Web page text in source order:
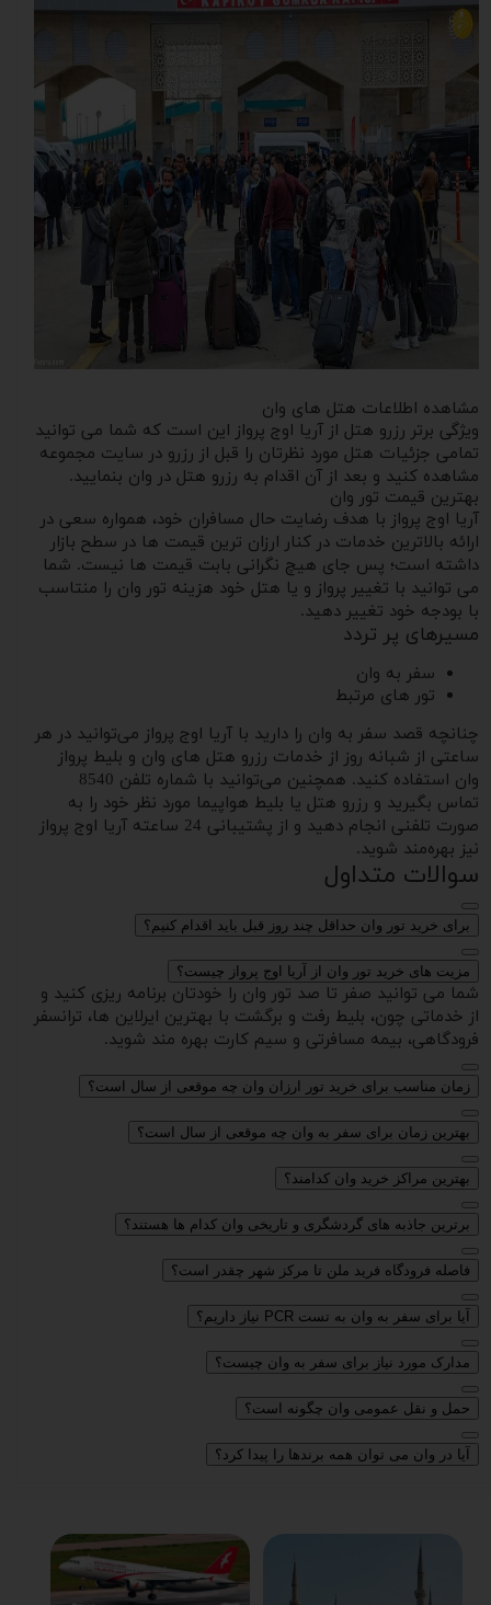
مشاهده اطلاعات هتل های وان
ویژگی برتر رزرو هتل از آریا اوج پرواز این است که شما می توانید
تمامی جزئیات هتل مورد نظرتان را قبل از رزرو در سایت مجموعه
مشاهده کنید و بعد از آن اقدام به رزرو هتل در وان بنمایید.
بهترین قیمت تور وان
آریا اوج پرواز با هدف رضایت حال مسافران خود، همواره سعی در
ارائه بالاترین خدمات در کنار ارزان ترین قیمت ها در سطح بازار
داشته است؛ پس جای هیچ نگرانی بابت قیمت ها نیست. شما
می توانید با تغییر پرواز و یا هتل خود هزینه تور وان را منتاسب
با بودجه خود تغییر دهید.
مسیرهای پر تردد
سفر به وان
تور های مرتبط
چنانچه قصد سفر به وان را دارید با آریا اوج پرواز می‌توانید در هر
ساعتی از شبانه روز از خدمات رزرو هتل های وان و بلیط پرواز
وان استفاده کنید. همچنین می‌توانید با شماره تلفن 8540
تماس بگیرید و رزرو هتل یا بلیط هواپیما مورد نظر خود را به
صورت تلفنی انجام دهید و از پشتیبانی 24 ساعته آریا اوج پرواز
نیز بهره‌مند شوید.
سوالات متداول
برای خرید تور وان حداقل چند روز قبل باید اقدام کنیم؟
مزیت های خرید تور وان از آریا اوج پرواز چیست؟
شما می توانید صفر تا صد تور وان را خودتان برنامه ریزی کنید و
از خدماتی چون، بلیط رفت و برگشت با بهترین ایرلاین ها، ترانسفر
فرودگاهی، بیمه مسافرتی و سیم کارت بهره مند شوید.
زمان مناسب برای خرید تور ارزان وان چه موقعی از سال است؟
بهترین زمان برای سفر به وان چه موقعی از سال است؟
بهترین مراکز خرید وان کدامند؟
برترین جاذبه های گردشگری و تاریخی وان کدام ها هستند؟
فاصله فرودگاه فرید ملن تا مرکز شهر چقدر است؟
آیا برای سفر به وان به تست PCR نیاز داریم؟
مدارک مورد نیاز برای سفر به وان چیست؟
حمل و نقل عمومی وان چگونه است؟
آیا در وان می توان همه برندها را پیدا کرد؟